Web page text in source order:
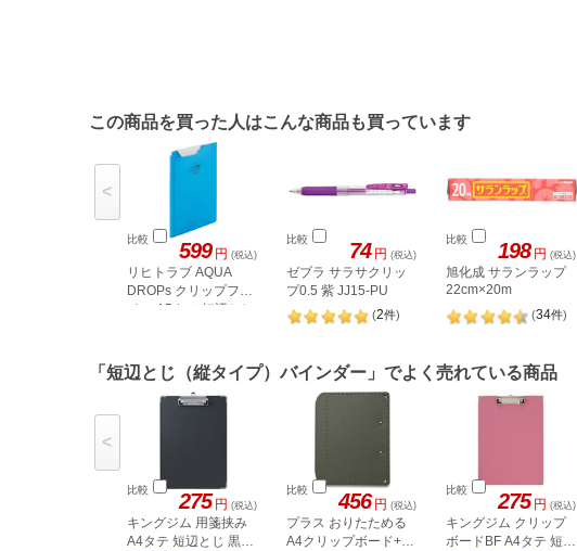
この商品を買った人はこんな商品も買っています
比較 599 円 (税込)
リヒトラブ AQUA
DROPs クリップファ
イル A5タテ 短辺とじ
比較 74 円 (税込)
ゼブラ サラサクリッ
プ0.5 紫 JJ15-PU
(2件)
比較 198 円 (税込)
旭化成 サランラップ
22cm×20m
(34件)
<
「短辺とじ（縦タイプ）バインダー」でよく売れている商品
比較 275 円 (税込)
キングジム 用箋挟み
A4タテ 短辺とじ 黒
比較 456 円 (税込)
プラス おりたためる
A4クリップボード+
比較 275 円 (税込)
キングジム クリップ
ボードBF A4タテ 短辺
<